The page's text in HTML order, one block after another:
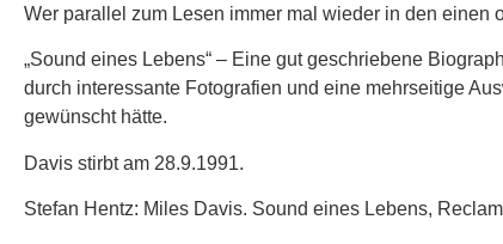
Wer parallel zum Lesen immer mal wieder in den einen
„Sound eines Lebens“ – Eine gut geschriebene
durch interessante Fotografien und eine mehrseitige
gewünscht hätte.
Davis stirbt am 28.9.1991.
Stefan Hentz: Miles Davis. Sound eines Lebens,